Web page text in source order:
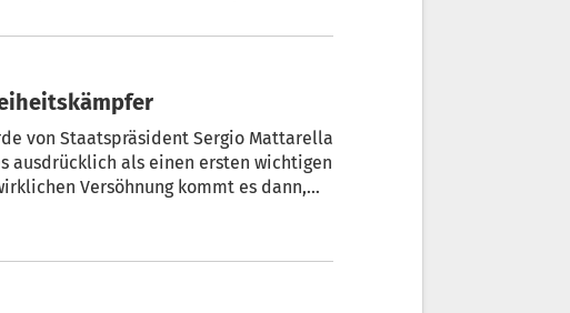
abverlangt, das erzählt er im Interview.
von Staatspräsident Sergio Mattarella
ausdrücklich als einen ersten wichtigen
Versöhnung kommt es dann,